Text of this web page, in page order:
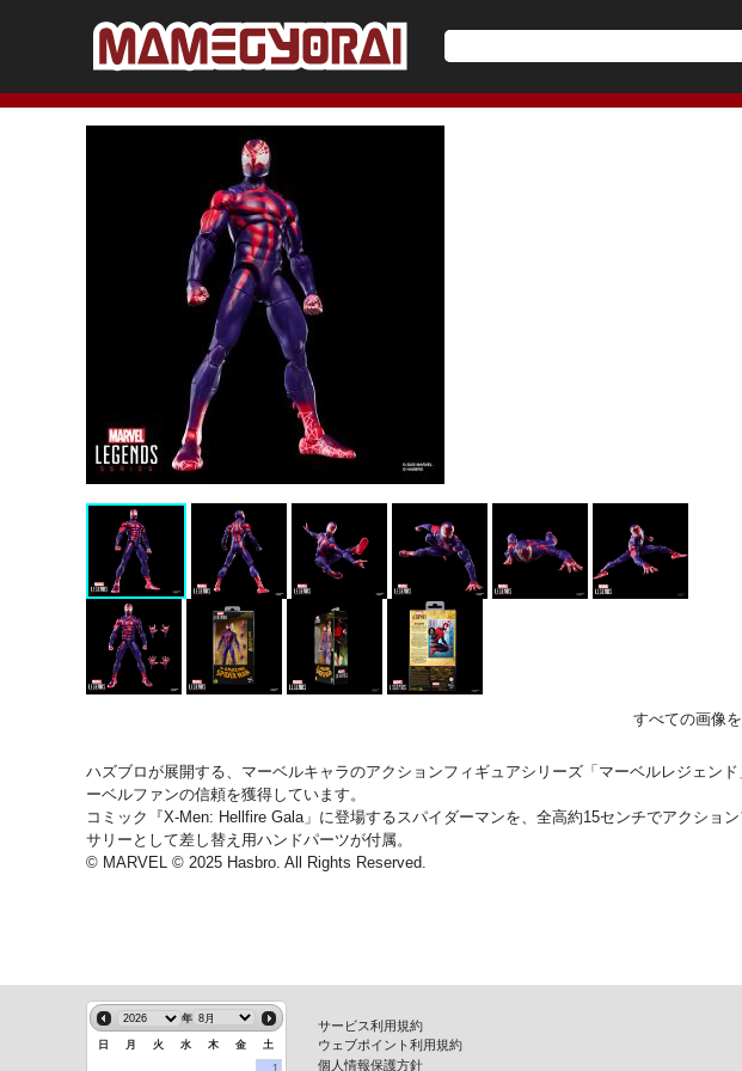
すべての画像
ハズブロが展開する、マーベルキャラのアクションフィギュアシリーズ「マーベルレジェン
ーベルファンの信頼を獲得しています。
コミック『X-Men: Hellfire Gala」に登場するスパイダーマンを、全高約15センチでアクシ
サリーとして差し替え用ハンドパーツが付属。
© MARVEL © 2025 Hasbro. All Rights Reserved.
年
日 月 火 水 木 金
土
1
サービス利用規約
ウェブポイント利用規約
個人情報保護方針